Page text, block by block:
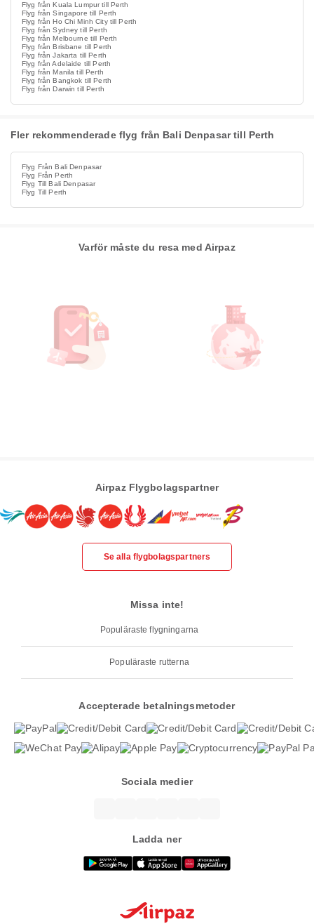
Flyg från Kuala Lumpur till Perth
Flyg från Singapore till Perth
Flyg från Ho Chi Minh City till Perth
Flyg från Sydney till Perth
Flyg från Melbourne till Perth
Flyg från Brisbane till Perth
Flyg från Jakarta till Perth
Flyg från Adelaide till Perth
Flyg från Manila till Perth
Flyg från Bangkok till Perth
Flyg från Darwin till Perth
Fler rekommenderade flyg från Bali Denpasar till Perth
Flyg Från Bali Denpasar
Flyg Från Perth
Flyg Till Bali Denpasar
Flyg Till Perth
Varför måste du resa med Airpaz
Airpaz Flygbolagspartner
Se alla flygbolagspartners
Missa inte!
Populäraste flygningarna
Populäraste rutterna
Accepterade betalningsmetoder
Sociala medier
Ladda ner